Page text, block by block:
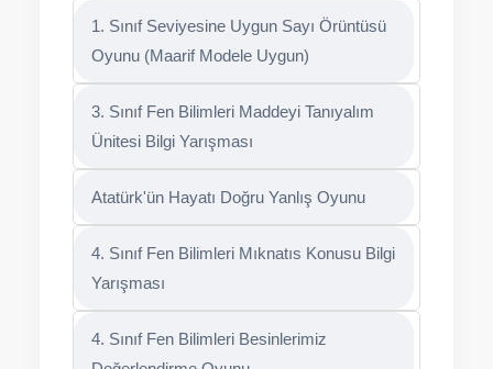
1. Sınıf Seviyesine Uygun Sayı Örüntüsü
Oyunu (Maarif Modele Uygun)
3. Sınıf Fen Bilimleri Maddeyi Tanıyalım
Ünitesi Bilgi Yarışması
Atatürk'ün Hayatı Doğru Yanlış Oyunu
4. Sınıf Fen Bilimleri Mıknatıs Konusu Bilgi
Yarışması
4. Sınıf Fen Bilimleri Besinlerimiz